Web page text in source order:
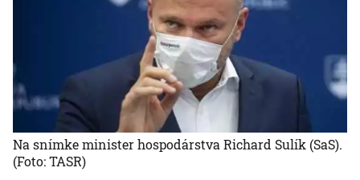
Na snímke minister hospodárstva Richard Sulík (SaS).
(Foto: TASR)